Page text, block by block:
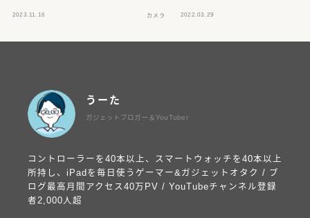
2023.11.16 カメラ 2022.03.29
うーた
ガジェットブロガー＆YouTuber
コントローラーを40本以上、スマートウォッチを40本以上
所持し、iPadを毎日使うゲーマー&ガジェットオタク / ブ
ログ最高月間アクセス40万PV / YouTubeチャンネル登録
者2,000人超